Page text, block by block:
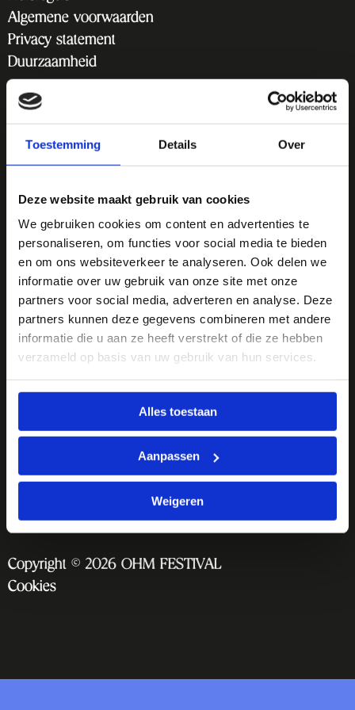
Toestemming Details Over
Deze website maakt gebruik van cookies
We gebruiken cookies om content en advertenties te
personaliseren, om functies voor social media te bieden
en om ons websiteverkeer te analyseren. Ook delen we
informatie over uw gebruik van onze site met onze
partners voor social media, adverteren en analyse. Deze
partners kunnen deze gegevens combineren met andere
informatie die u aan ze heeft verstrekt of die ze hebben
verzameld op basis van uw gebruik van hun services.
Alles toestaan
Aanpassen
Weigeren
Algemene voorwaarden
Privacy statement
Duurzaamheid
Voor Ohm Festival gelden de algemene voorwaarden
en huisregels van Elevation Events.
Ga
naar
Go
to
TikTok
Lijm & Cultuur
Rotterdamseweg 272
2628 AT Delft
Copyright © 2026 OHM FESTIVAL
Cookies